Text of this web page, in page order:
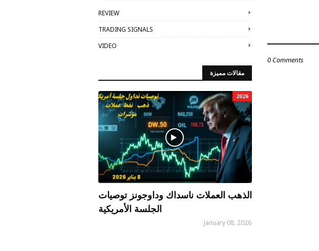
0 Comments
REVIEW
TRADING SIGNALS
VIDEO
مقالات مميزة
2026
الذهب العملات ناسداك وداوجونز توصيات
الجلسة الأمريكية
January 08, 2026